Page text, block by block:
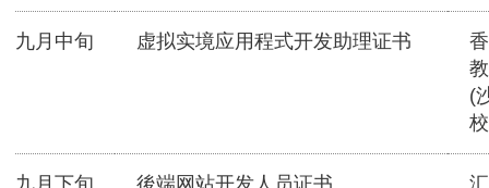
九月中旬 虚拟实境应用程式开发助理证书
(
九月下旬 後端网站开发人员证书